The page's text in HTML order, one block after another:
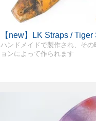
【new】LK Straps / Tiger
ハンドメイドで製作され、そ
ョンによって作られます